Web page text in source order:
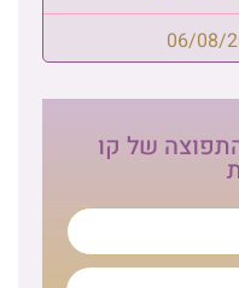
06/08/
של קו